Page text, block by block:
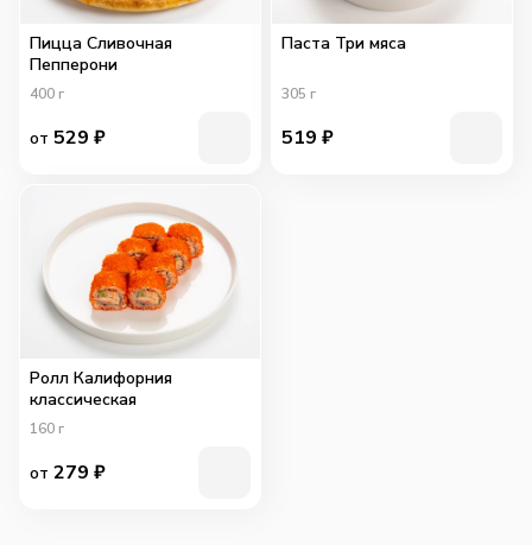
Пицца Сливочная
Пепперони
400 г
от 529 ₽
Паста Три мяса
305 г
519 ₽
Ролл Калифорния
классическая
160 г
от 279 ₽